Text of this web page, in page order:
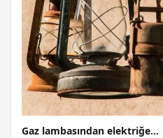
Gaz lambasından elektriğe...